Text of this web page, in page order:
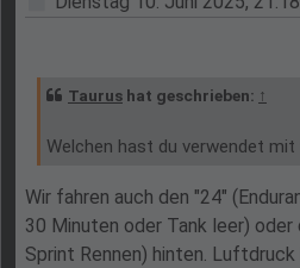
Taurus hat geschrieben: ↑
Welchen hast du verwendet
Wir fahren auch den "24"
30 Minuten oder Tank leer) oder
Sprint Rennen) hinten.